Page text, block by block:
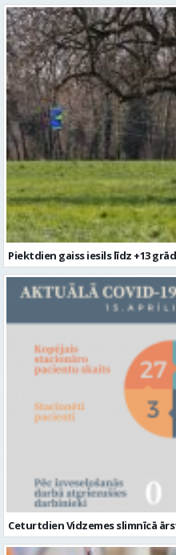
Piektdien gaiss iesils līdz +13
Ceturtdien Vidzemes slimnīcā